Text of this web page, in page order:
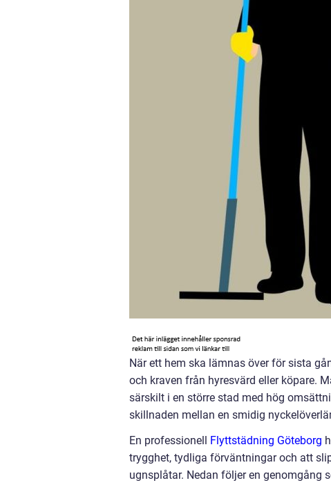
När ett hem ska lämnas över för sista
och kraven från hyresvärd eller köpare.
särskilt i en större stad med hög
skillnaden mellan en smidig
En professionell Flyttstädning Göteborg
trygghet, tydliga förväntningar och att
ugnsplåtar. Nedan följer en genomgång